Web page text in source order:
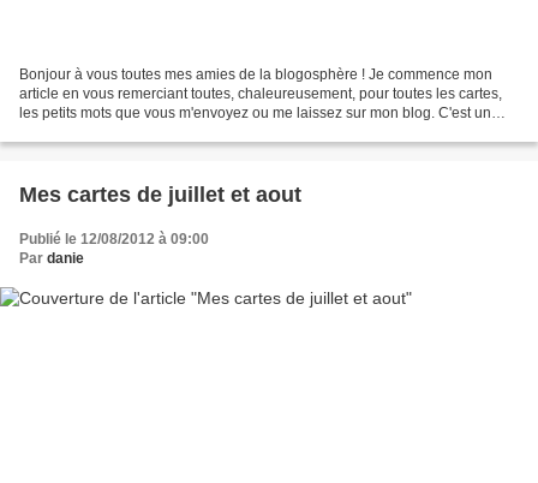
Bonjour à vous toutes mes amies de la blogosphère ! Je commence mon
article en vous remerciant toutes, chaleureusement, pour toutes les cartes,
les petits mots que vous m'envoyez ou me laissez sur mon blog. C'est un
Mes cartes de juillet et aout
Publié le 12/08/2012 à 09:00
Par danie